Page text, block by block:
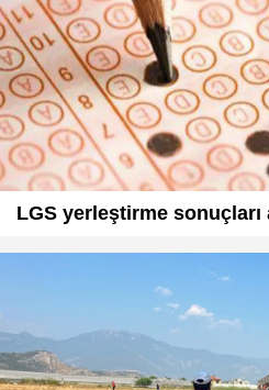
LGS yerleştirme sonuçları